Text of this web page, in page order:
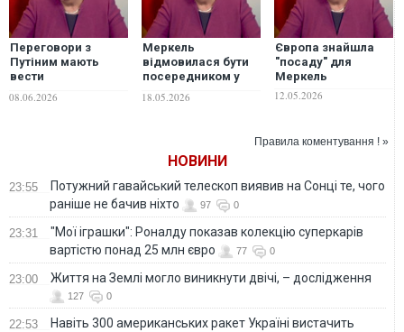
Переговори з
Путіним мають
вести
політики, я лише
08.06.2026
Меркель
відмовилася бути
посередником у
Путіним
18.05.2026
Європа знайшла
"посаду" для
Меркель
12.05.2026
Правила коментування ! »
НОВИНИ
23:55
Потужний гавайський телескоп виявив на Сонці те, чого
раніше не бачив ніхто
97 0
23:31
"Мої іграшки": Роналду показав колекцію суперкарів
вартістю понад 25 млн євро
77 0
23:00 Життя на Землі могло виникнути двічі, – дослідження
127 0
22:53
Навіть 300 американських ракет Україні вистачить